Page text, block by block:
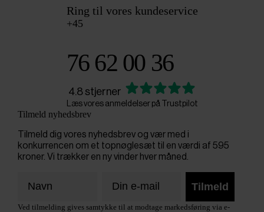
Ring til vores kundeservice
+45
76 62 00 36
4.8 stjerner
Læs vores anmeldelser på Trustpilot
Tilmeld nyhedsbrev
Tilmeld dig vores nyhedsbrev og vær med i
konkurrencen om et topnøglesæt til en værdi af 595
kroner. Vi trækker en ny vinder hver måned.
Tilmeld
Ved tilmelding gives samtykke til at modtage markedsføring via e-